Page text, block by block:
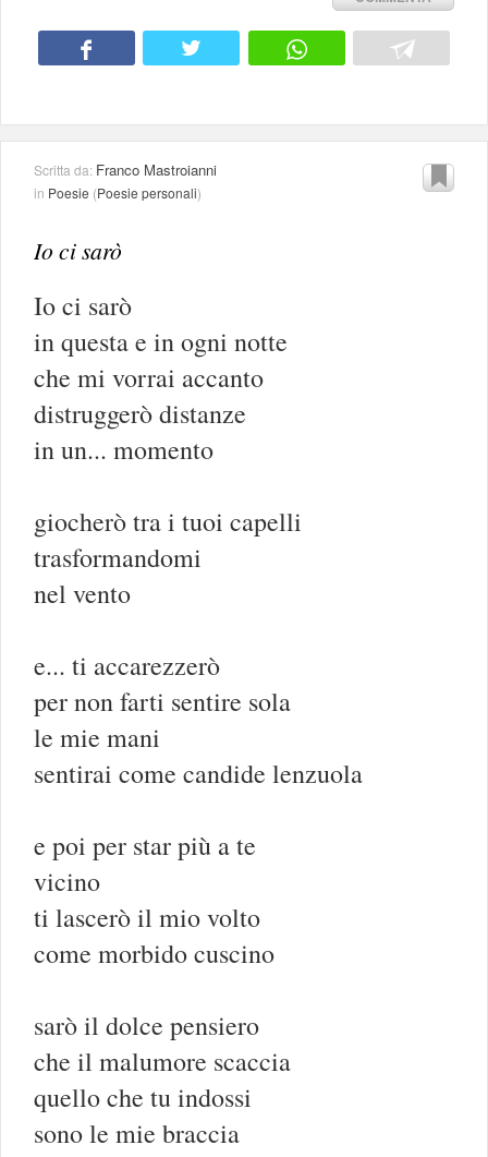
Scritta da: Franco Mastroianni
in Poesie (Poesie personali)
Io ci sarò
Io ci sarò
in questa e in ogni notte
che mi vorrai accanto
distruggerò distanze
in un... momento
giocherò tra i tuoi capelli
trasformandomi
nel vento
e... ti accarezzerò
per non farti sentire sola
le mie mani
sentirai come candide lenzuola
e poi per star più a te
vicino
ti lascerò il mio volto
come morbido cuscino
sarò il dolce pensiero
che il malumore scaccia
quello che tu indossi
sono le mie braccia